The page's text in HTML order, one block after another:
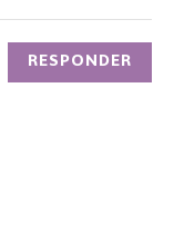
RESPONDER